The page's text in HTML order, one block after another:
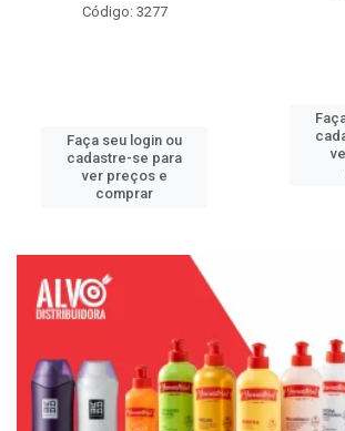
Código: 3277
Faça seu login ou
cadastre-se para
ver preços e
comprar